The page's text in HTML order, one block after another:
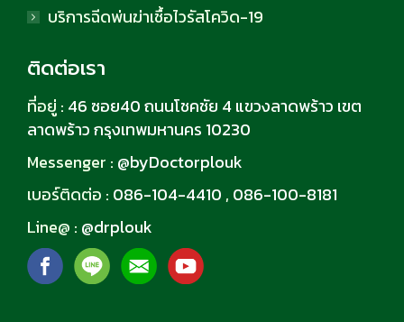
บริการฉีดพ่นฆ่าเชื้อไวรัสโควิด-19
ติดต่อเรา
ที่อยู่ : 46 ซอย40 ถนนโชคชัย 4 แขวงลาดพร้าว เขต
ลาดพร้าว กรุงเทพมหานคร 10230
Messenger : @byDoctorplouk
เบอร์ติดต่อ : 086-104-4410 , 086-100-8181
Line@ : @drplouk